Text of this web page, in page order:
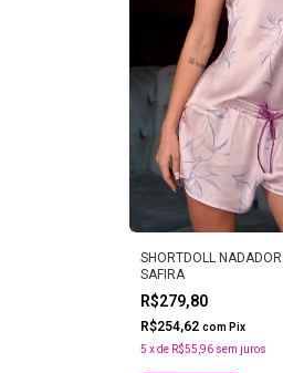
SHORTDOLL
SAFIRA
R$279,80
R$254,62 com Pix
5 xde R$55,96 sem juros